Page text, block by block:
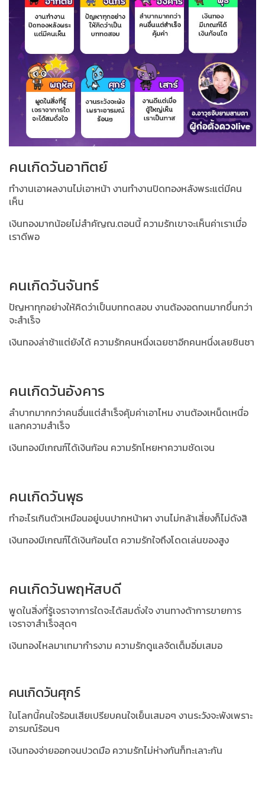
คนเกิดวันอาทิตย์
ทำงานเอาผลงานไม่เอาหน้า งานทำงานปิดทองหลังพระแต่มีคน
เห็น
เงินทองมากน้อยไม่สำคัญณ.ตอนนี้ ความรักเขาจะเห็นค่าเราเมื่อ
เราดีพอ
คนเกิดวันจันทร์
ปัญหาทุกอย่างให้คิดว่าเป็นบททดสอบ งานต้องอดทนมากขึ้นกว่า
จะสำเร็จ
เงินทองล่าช้าแต่ยังได้ ความรักคนหนึ่งเฉยชาอีกคนหนึ่งเลยชินชา
คนเกิดวันอังคาร
ลำบากมากกว่าคนอื่นแต่สำเร็จคุ้มค่าเอาไหม งานต้องเหน็ดเหนื่อ
แลกความสำเร็จ
เงินทองมีเกณฑ์ได้เงินก้อน ความรักโหยหาความชัดเจน
คนเกิดวันพุธ
ทำอะไรเกินตัวเหมือนอยู่บนปากหน้าผา งานไม่กล้าเสี่ยงก็ไม่ดังสิ
เงินทองมีเกณฑ์ได้เงินก้อนโต ความรักใจถึงโดดเล่นของสูง
คนเกิดวันพฤหัสบดี
พูดในสิ่งที่รู้เจราจาการใดจะได้สมดั่งใจ งานทางด้าการขายการ
เจราจาสำเร็จสุดๆ
เงินทองไหลมาเทมากำรงาม ความรักดูแลจัดเต็มอิ่มเสมอ
คนเกิดวันศุกร์
ในโลกนี้คนใจร้อนเสียเปรียบคนใจเย็นเสมอๆ งานระวังจะพังเพราะ
อารมณ์ร้อนๆ
เงินทองจ่ายออกจนปวดมือ ความรักไม่ห่างกันก็ทะเลาะกัน